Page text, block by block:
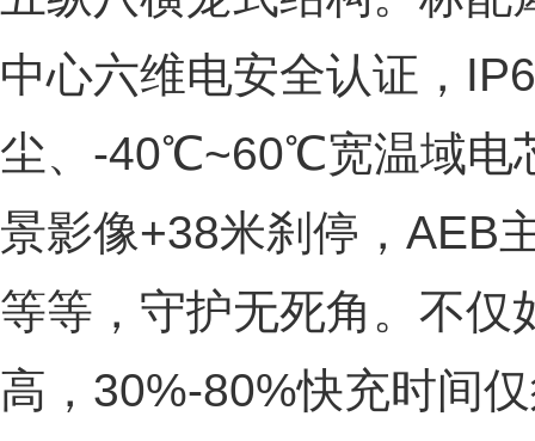
中心六维电安全认证，
尘、-40℃~60℃宽温域电
景影像+38米刹停，AEB
等等，守护无死角。不仅
高，30%-80%快充时间